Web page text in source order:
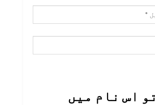
اس نام میں